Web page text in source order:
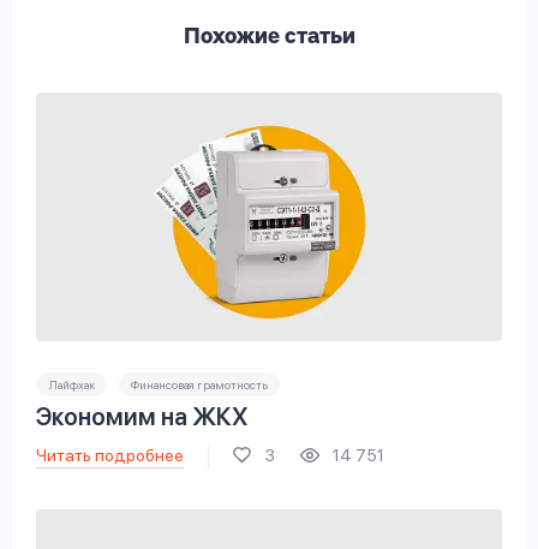
Похожие статьи
Лайфхак Финансовая грамотность
Экономим на ЖКХ
Читать подробнее 3 14 751